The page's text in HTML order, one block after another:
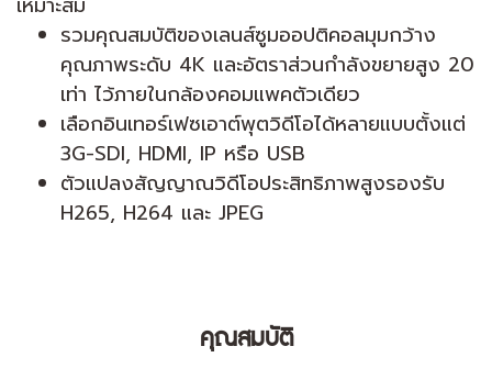
รวมคุณสมบัติของเลนส์ซูมออปติคอลมุมกว้าง
คุณภาพระดับ 4K และอัตราส่วนกำลังขยายสูง 20
เท่า ไว้ภายในกล้องคอมแพคตัวเดียว
เลือกอินเทอร์เฟซเอาต์พุตวิดีโอได้หลายแบบตั้งแต่
3G-SDI, HDMI, IP หรือ USB
ตัวแปลงสัญญาณวิดีโอประสิทธิภาพสูงรองรับ
H265, H264 และ JPEG
คุณสมบัติ